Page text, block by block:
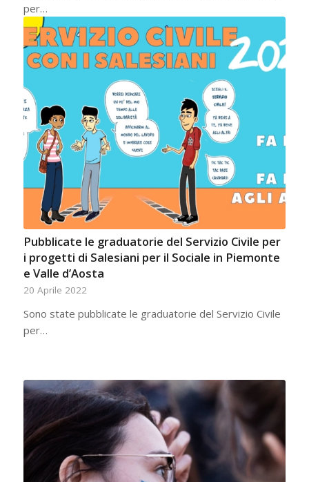
per…
Pubblicate le graduatorie del Servizio Civile per
i progetti di Salesiani per il Sociale in Piemonte
e Valle d’Aosta
20 Aprile 2022
Sono state pubblicate le graduatorie del Servizio Civile
per…